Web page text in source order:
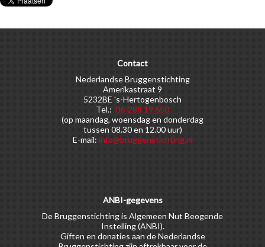
Contact
Nederlandse Bruggenstichting
Amerikastraat 9
5232BE 's-Hertogenbosch
Tel.: 06-288 19 650
(op maandag, woensdag en donderdag
tussen 08.30 en 12.00 uur)
E-mail: info@bruggenstichting.nl
ANBI-gegevens
De Bruggenstichting is Algemeen Nut Beogende
Instelling (ANBI).
Giften en donaties aan de Nederlandse